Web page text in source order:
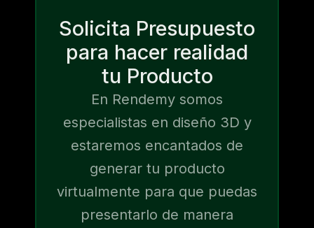
Solicita Presupuesto
para hacer realidad
tu Producto
En Rendemy somos
especialistas en diseño 3D y
estaremos encantados de
generar tu producto
virtualmente para que puedas
presentarlo de manera